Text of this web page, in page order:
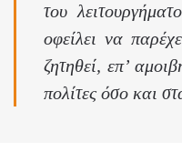
του
οφείλει να
ζητηθεί, επ’
πολίτες όσο και